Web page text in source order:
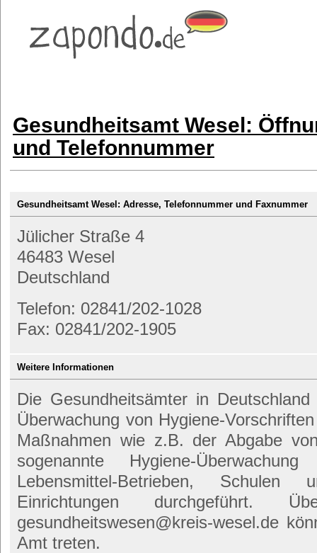
Gesundheitsamt Wesel:
und Telefonnummer
Gesundheitsamt Wesel: Adresse, Telefonnummer und Faxnummer
Jülicher Straße 4
46483 Wesel
Deutschland
Telefon: 02841/202-1028
Fax: 02841/202-1905
Weitere Informationen
Die Gesundheitsämter in
Überwachung von Hygiene-
Maßnahmen wie z.B. der Abgabe
sogenannte Hygiene-
Lebensmittel-Betrieben, Schulen
Einrichtungen durchgeführt.
gesundheitswesen@kreis-wesel.de
Amt treten.